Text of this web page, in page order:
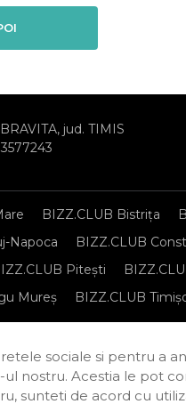
jud. TIMIS
BIZZ.CLUB Bistrița
Napoca BIZZ.CLUB
Pitești
Mureș BIZZ.CLUB
și participare Politica de
sociale si pentru a
nostru. Acestia le pot
sunteti de acord cu